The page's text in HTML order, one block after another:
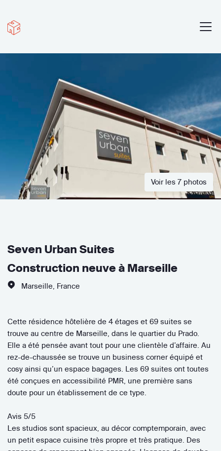
Voir les 7 photos
Seven Urban Suites
Construction neuve à Marseille
Marseille France
Cette résidence hôtelière de 4 étages et 69 suites se
trouve au centre de Marseille, dans le quartier du Prado.
Elle a été pensée avant tout pour une clientèle d’affaire. Au
rez-de-chaussée se trouve un business corner équipé et
cosy ainsi qu’un espace bagages. Les 69 suites ont toutes
été conçues en accessibilité PMR, une première sans
doute pour un établissement de ce type.
Avis 5/5
Les studios sont spacieux, au décor comptemporain, avec
un petit espace cuisine très propre et très pratique. Des